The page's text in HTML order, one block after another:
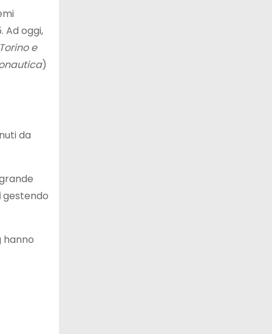
Ad oggi,
e
)
da
gestendo
hanno